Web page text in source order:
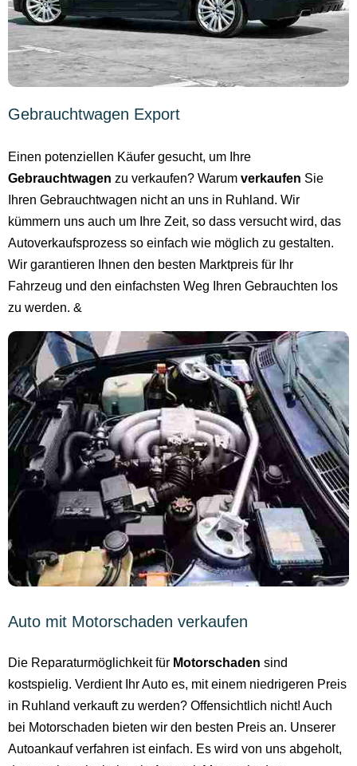
Gebrauchtwagen Export
Einen potenziellen Käufer gesucht, um Ihre
Gebrauchtwagen zu verkaufen? Warum verkaufen Sie
Ihren Gebrauchtwagen nicht an uns in Ruhland. Wir
kümmern uns auch um Ihre Zeit, so dass versucht wird, das
Autoverkaufsprozess so einfach wie möglich zu gestalten.
Wir garantieren Ihnen den besten Marktpreis für Ihr
Fahrzeug und den einfachsten Weg Ihren Gebrauchten los
zu werden. &
Auto mit Motorschaden verkaufen
Die Reparaturmöglichkeit für Motorschaden sind
kostspielig. Verdient Ihr Auto es, mit einem niedrigeren Preis
in Ruhland verkauft zu werden? Offensichtlich nicht! Auch
bei Motorschaden bieten wir den besten Preis an. Unserer
Autoankauf verfahren ist einfach. Es wird von uns abgeholt,